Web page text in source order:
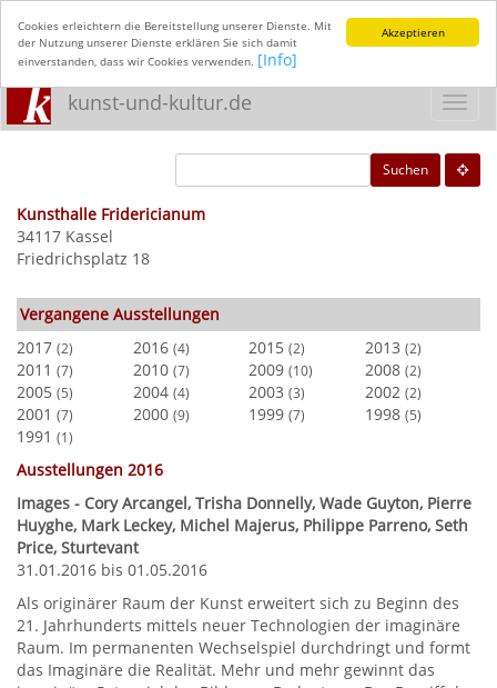
Akzeptieren
Cookies erleichtern die Bereitstellung unserer Dienste. Mit
der Nutzung unserer Dienste erklären Sie sich damit
einverstanden, dass wir Cookies verwenden. [Info]
kunst-und-kultur.de
Suchen
Kunsthalle Fridericianum
34117 Kassel
Friedrichsplatz 18
Vergangene Ausstellungen
2017 (2) 2016 (4) 2015 (2) 2013 (2)
2011 (7) 2010 (7) 2009 (10) 2008 (2)
2005 (5) 2004 (4) 2003 (3) 2002 (2)
2001 (7) 2000 (9) 1999 (7) 1998 (5)
1991 (1)
Ausstellungen 2016
Images - Cory Arcangel, Trisha Donnelly, Wade Guyton, Pierre
Huyghe, Mark Leckey, Michel Majerus, Philippe Parreno, Seth
Price, Sturtevant
31.01.2016 bis 01.05.2016
Als originärer Raum der Kunst erweitert sich zu Beginn des
21. Jahrhunderts mittels neuer Technologien der imaginäre
Raum. Im permanenten Wechselspiel durchdringt und formt
das Imaginäre die Realität. Mehr und mehr gewinnt das